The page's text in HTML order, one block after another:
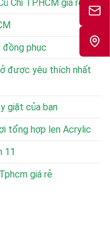
Chi TP.HCM giá rẻ
đồng phục
được yêu thích nhất
giặt của bạn
tổng hợp len Acrylic
11
giá rẻ